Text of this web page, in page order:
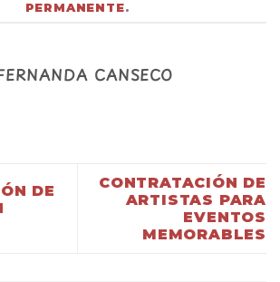
PERMANENTE.
CANSECO
DE
CONTRATACIÓN DE
ARTISTAS PARA
EVENTOS
MEMORABLES